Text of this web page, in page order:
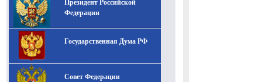
-- Лучшее, что можно сделать с хорошим советом, это
пропустить его мимо ушей. Он никогда не бывает
полезен никому, кроме того, кто его дал.
-- Люблю давать советы и очень не люблю, когда их
дают мне.
Президент Российской
Федерации
Государственная Дума РФ
Совет Федерации